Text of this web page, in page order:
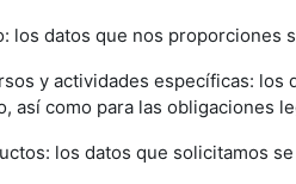
los datos que nos
y actividades específicas:
así como para las obligaciones
los datos que solicitamos